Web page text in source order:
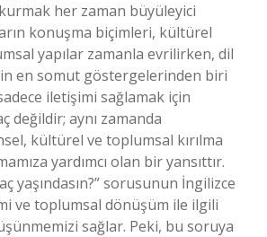
her zaman büyüleyici
konuşma biçimleri, kültürel
yapılar zamanla evrilirken, dil
en somut göstergelerinden biri
iletişimi sağlamak için
değildir; aynı zamanda
kültürel ve toplumsal kırılma
yardımcı olan bir yansıttır.
yaşındasın?” sorusunun İngilizce
ve toplumsal dönüşüm ile ilgili
sağlar. Peki, bu soruya